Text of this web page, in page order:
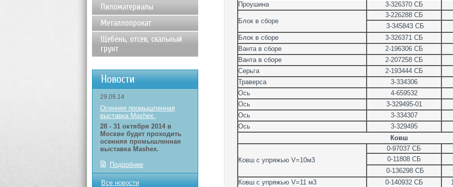
Проушина
3-326370 СБ
Блок в сборе
3-226288 СБ
3-345843 СБ
Блок в сборе
3-326371 СБ
Ванта в сборе
2-196306 СБ
Ванта в сборе
2-207258 СБ
Серьга
2-193444 СБ
Траверса
3-334306
Ось
4-659532
Ось
3-329495-01
Ось
3-334307
Ось
3-329495
Ковш
Ковш с упряжью V=10м3
0-97037 СБ
0-11808 СБ
0-136298 СБ
Ковш с упряжью V=11 м3
0-140932 СБ
Пиломатериалы
Металлопрокат
Щебень, отсев, скальный
грунт
Новости
29.09.14
Осенняя промышленная
выставка Mashex.
28 - 31 октября 2014 в
Москве будет проходить
осенняя промышленная
выставка Mashex.
Подробнее
Все новости